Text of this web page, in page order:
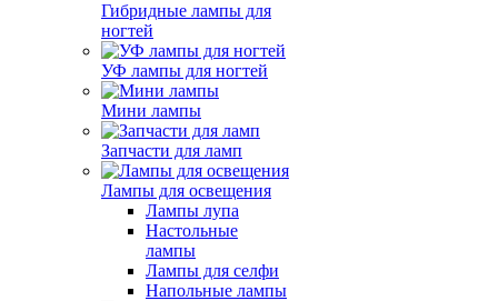
Гибридные лампы для
ногтей
УФ лампы для ногтей
Мини лампы
Запчасти для ламп
Лампы для освещения
Лампы лупа
Настольные
лампы
Лампы для селфи
Напольные лампы